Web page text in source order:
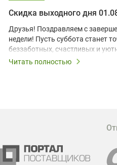
Скидка выходного дня
Друзья! Поздравляем с
недели! Пусть суббота станет
беззаботных, счастливых и
Читать полностью